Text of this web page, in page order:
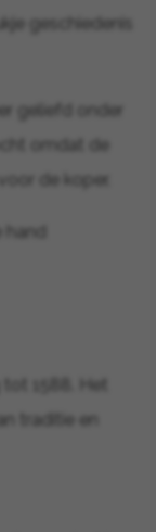
geschiedenis
geliefd onder
omdat de
de koper.
1588. Het
traditie en